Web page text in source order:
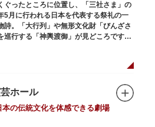
ぐったところに位置し、「三社さま」の
5月に行われる日本を代表する祭礼の一
。「大行列」や無形文化財「びんざさ
巡行する「神輿渡御」が見どころです。
け声が響き渡り、浅草の町がまつり一
は、茅草で作られた輪の中（茅の輪）
事です。
音菩薩像を見つけた漁師の兄弟ととも
、土師真中知（はじのなかとも）の3
ホール
本の伝統文化を体感できる劇場